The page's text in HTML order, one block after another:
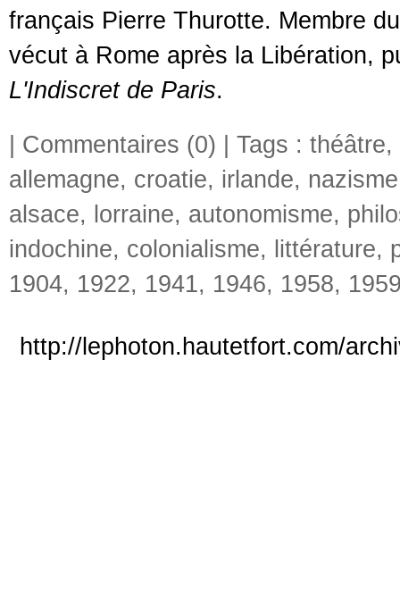
français Pierre Thurotte. Membre
vécut à Rome après la Libération,
L'Indiscret de Paris.
Commentaires (0) | Tags : théâtre,
allemagne, croatie, irlande, nazisme
alsace, lorraine, autonomisme,
indochine, colonialisme, littérature,
1904, 1922, 1941, 1946, 1958,
http://lephoton.hautetfort.com/